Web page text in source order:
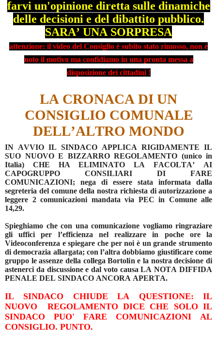
farvi un'opinione diretta sulle dinamiche
delle decisioni e del dibattito pubblico.
SARA’ UNA SORPRESA
attenzione: il video del Consiglio è subito stato rimosso, non è
noto il motivo ma confidiamo in una pronta messa a
disposizione dei cittadini !
LA CRONACA DI UN
CONSIGLIO COMUNALE
DELL’ALTRO MONDO
IN AVVIO IL SINDACO APPLICA RIGIDAMENTE IL
SUO NUOVO E BIZZARRO REGOLAMENTO (unico in
Italia) CHE HA ELIMINATO LA FACOLTA’ AI
CAPOGRUPPO CONSILIARI DI FARE
COMUNICAZIONI; nega di essere stata informata dalla
segreteria del comune della nostra richiesta di autorizzazione a
leggere 2 comunicazioni mandata via PEC in Comune alle
14,29.
Spieghiamo che con una comunicazione vogliamo ringraziare
gli uffici per l’efficienza nel realizzare in poche ore la
Videoconferenza e spiegare che per noi è un grande strumento
di democrazia allargata; con l’altra dobbiamo giustificare come
gruppo le assenze della collega Bortolin e la nostra decisione di
astenerci da discussione e dal voto causa LA NOTA DIFFIDA
PENALE DEL SINDACO ANCORA APERTA.
IL SINDACO CHIUDE LA QUESTIONE: IL
NUOVO REGOLAMENTO DICE CHE SOLO IL
SINDACO PUO' FARE COMUNICAZIONI AL
CONSIGLIO. PUNTO.